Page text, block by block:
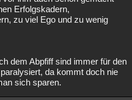
Erfolgskadern,
zu viel Ego und zu wenig
dem Abpfiff sind immer für den
da kommt doch nie
sich sparen.